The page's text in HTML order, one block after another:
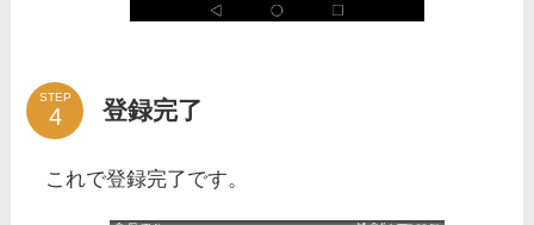
STEP 登録完了
これで登録完了です。